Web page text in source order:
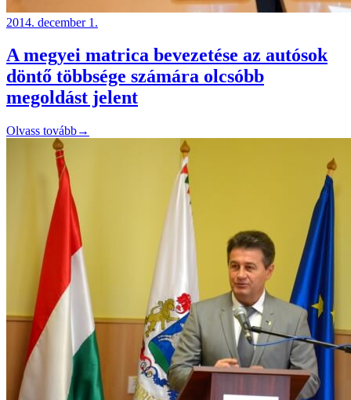
2014. december 1.
A megyei matrica bevezetése az autósok
döntő többsége számára olcsóbb
megoldást jelent
Olvass tovább→